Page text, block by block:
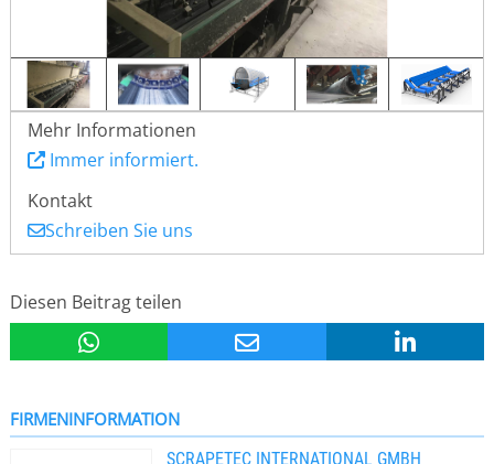
Mehr Informationen
Immer informiert.
Kontakt
Schreiben Sie uns
Diesen Beitrag teilen
FIRMENINFORMATION
SCRAPETEC INTERNATIONAL GMBH